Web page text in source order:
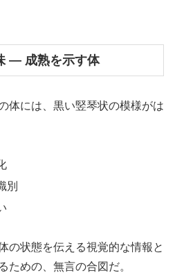
― 成熟を示す体
体には、黒い竪琴状の模様がは
別
の状態を伝える視覚的な情報と
ための、無言の合図だ。